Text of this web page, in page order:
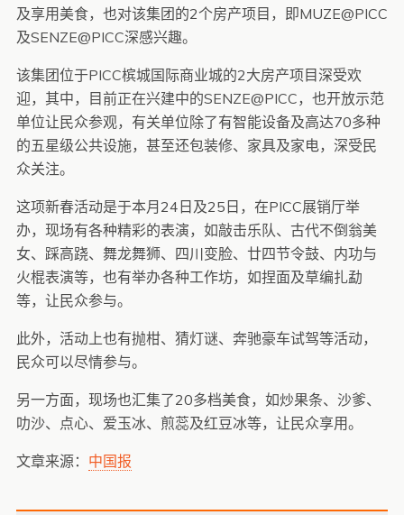
及享用美食，也对该集团的2个房产项目，即MUZE@PICC
及SENZE@PICC深感兴趣。
该集团位于PICC槟城国际商业城的2大房产项目深受欢
迎，其中，目前正在兴建中的SENZE@PICC，也开放示范
单位让民众参观，有关单位除了有智能设备及高达70多种
的五星级公共设施，甚至还包装修、家具及家电，深受民
众关注。
这项新春活动是于本月24日及25日，在PICC展销厅举
办，现场有各种精彩的表演，如敲击乐队、古代不倒翁美
女、踩高跷、舞龙舞狮、四川变脸、廿四节令鼓、内功与
火棍表演等，也有举办各种工作坊，如捏面及草编扎勐
等，让民众参与。
此外，活动上也有抛柑、猜灯谜、奔驰豪车试驾等活动，
民众可以尽情参与。
另一方面，现场也汇集了20多档美食，如炒果条、沙爹、
叻沙、点心、爱玉冰、煎蕊及红豆冰等，让民众享用。
文章来源： 中国报